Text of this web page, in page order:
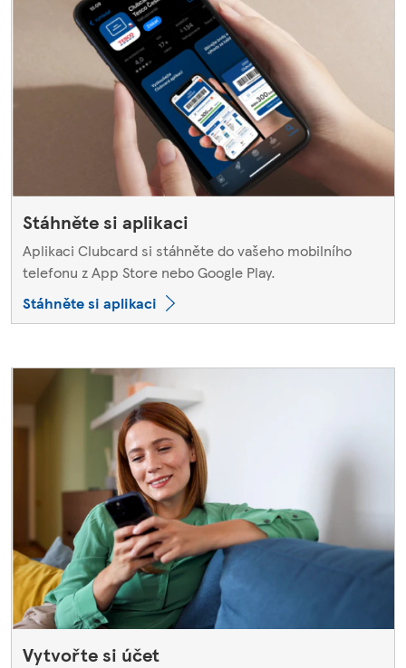
Stáhněte si aplikaci
Aplikaci Clubcard si stáhněte do vašeho mobilního
telefonu z App Store nebo Google Play.
Stáhněte si aplikaci
Vytvořte si účet